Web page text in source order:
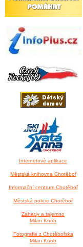
Internetové aplikace
Městská knihovna Chotěboř
Informační centrum Chotěboř
Městská policie Chotěboř
Záhady a tajemno
Milan Knob
Fotografie z Chotěbořska
Milan Knob